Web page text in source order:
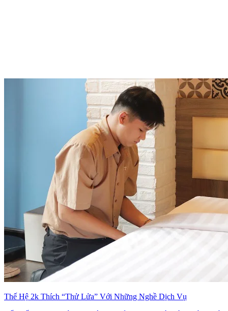
Thế Hệ 2k Thích “Thử Lửa” Với Những Nghề Dịch Vụ